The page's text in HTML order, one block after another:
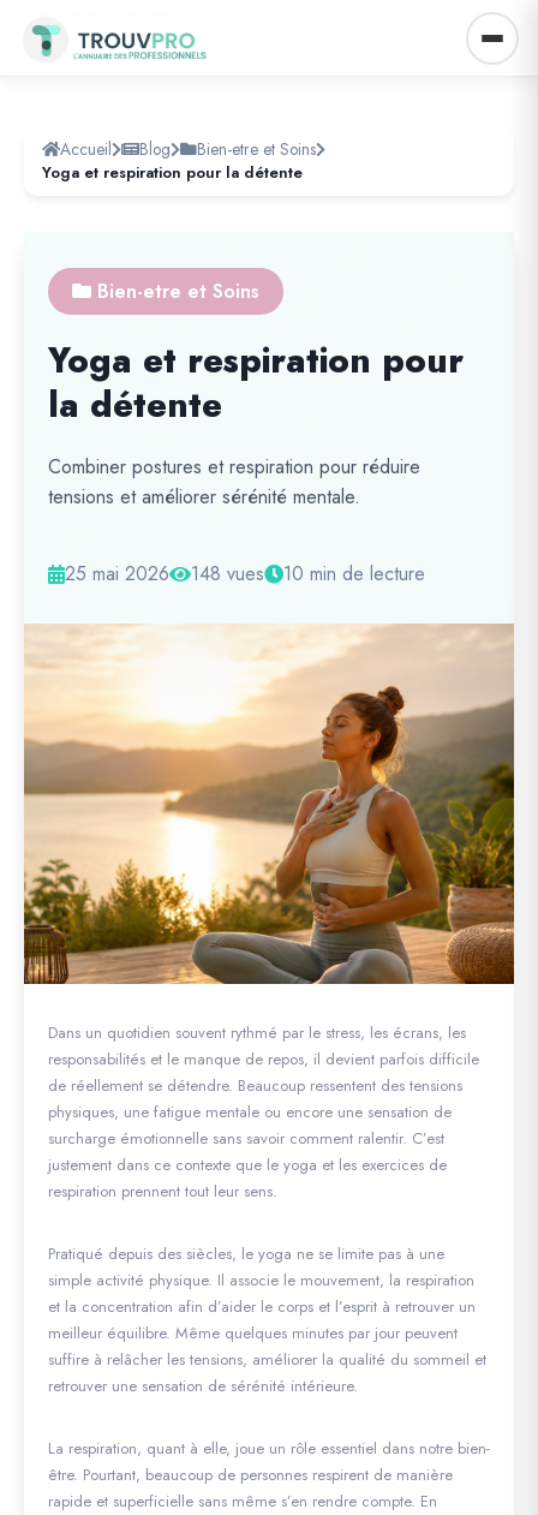
Accueil Blog Bien-etre et Soins
Yoga et respiration pour la détente
Bien-etre et Soins
Yoga et respiration pour
la détente
Combiner postures et respiration pour réduire
tensions et améliorer sérénité mentale.
25 mai 2026 148 vues 10 min de lecture
Dans un quotidien souvent rythmé par le stress, les écrans, les
responsabilités et le manque de repos, il devient parfois difficile
de réellement se détendre. Beaucoup ressentent des tensions
physiques, une fatigue mentale ou encore une sensation de
surcharge émotionnelle sans savoir comment ralentir. C’est
justement dans ce contexte que le yoga et les exercices de
respiration prennent tout leur sens.
Pratiqué depuis des siècles, le yoga ne se limite pas à une
simple activité physique. Il associe le mouvement, la respiration
et la concentration afin d’aider le corps et l’esprit à retrouver un
meilleur équilibre. Même quelques minutes par jour peuvent
suffire à relâcher les tensions, améliorer la qualité du sommeil et
retrouver une sensation de sérénité intérieure.
La respiration, quant à elle, joue un rôle essentiel dans notre bien-
être. Pourtant, beaucoup de personnes respirent de manière
rapide et superficielle sans même s’en rendre compte. En